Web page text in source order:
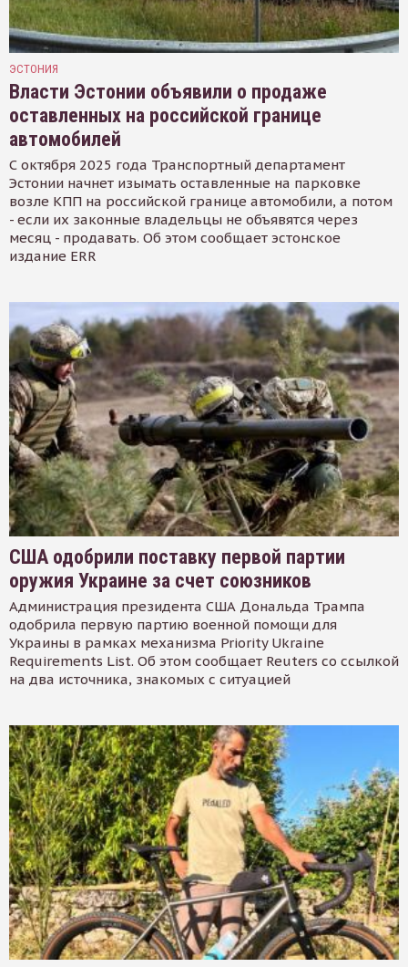
ЭСТОНИЯ
Власти Эстонии объявили о продаже
оставленных на российской границе
автомобилей
С октября 2025 года Транспортный департамент
Эстонии начнет изымать оставленные на парковке
возле КПП на российской границе автомобили, а потом
- если их законные владельцы не объявятся через
месяц - продавать. Об этом сообщает эстонское
издание ERR
США одобрили поставку первой партии
оружия Украине за счет союзников
Администрация президента США Дональда Трампа
одобрила первую партию военной помощи для
Украины в рамках механизма Priority Ukraine
Requirements List. Об этом сообщает Reuters со ссылкой
на два источника, знакомых с ситуацией